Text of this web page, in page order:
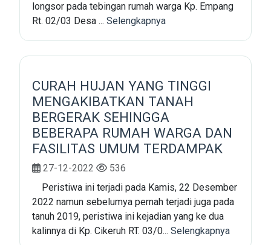
longsor pada tebingan rumah warga Kp. Empang
Rt. 02/03 Desa ... Selengkapnya
CURAH HUJAN YANG TINGGI
MENGAKIBATKAN TANAH
BERGERAK SEHINGGA
BEBERAPA RUMAH WARGA DAN
FASILITAS UMUM TERDAMPAK
27-12-2022
536
Peristiwa ini terjadi pada Kamis, 22 Desember
2022 namun sebelumya pernah terjadi juga pada
tanuh 2019, peristiwa ini kejadian yang ke dua
kalinnya di Kp. Cikeruh RT. 03/0... Selengkapnya